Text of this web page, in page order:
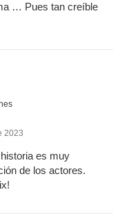
… Pues tan creíble
2023
es muy
de los actores.